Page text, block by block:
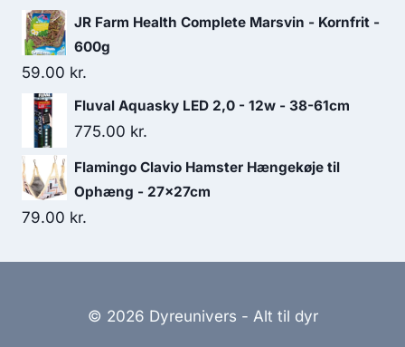
41.25 kr..
36.25 kr..
JR Farm Health Complete Marsvin - Kornfrit -
600g
59.00 kr.
Fluval Aquasky LED 2,0 - 12w - 38-61cm
775.00 kr.
Flamingo Clavio Hamster Hængekøje til
Ophæng - 27x27cm
79.00 kr.
© 2026 Dyreunivers - Alt til dyr